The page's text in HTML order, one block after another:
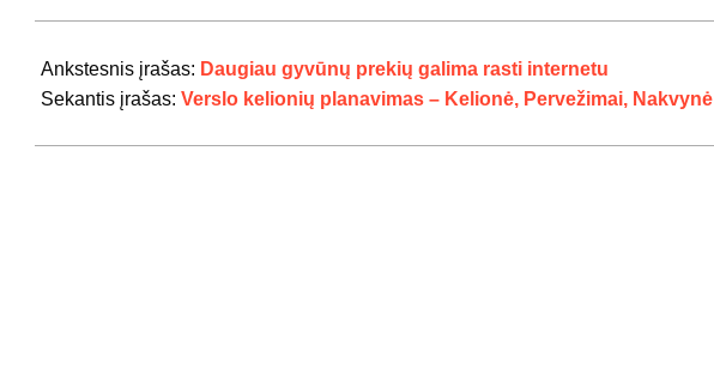
07-
29
Ankstesnis įrašas: Daugiau gyvūnų prekių galima rasti internetu
Sekantis įrašas: Verslo kelionių planavimas – Kelionė, Pervežimai, Nakvynė